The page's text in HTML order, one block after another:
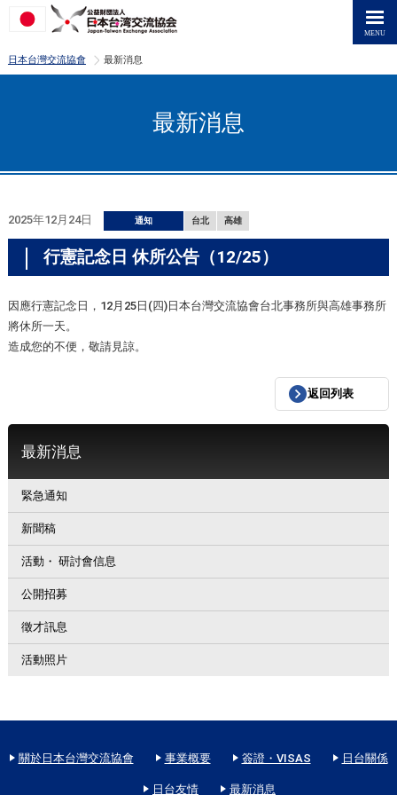
日本台灣交流協會 >
最新消息
最新消息
2025年12月24日 通知 台北 高雄
行憲記念日 休所公告（12/25）
因應行憲記念日，12月25日(四)日本台灣交流協會台北事務所與高雄事務所
將休所一天。
造成您的不便，敬請見諒。
返回列表
最新消息
緊急通知
新聞稿
活動・ 研討會信息
公開招募
徵才訊息
活動照片
關於日本台灣交流協會 事業概要 簽證・VISAS 日台關係
日台友情 最新消息